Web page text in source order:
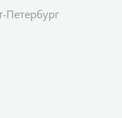
Петербург